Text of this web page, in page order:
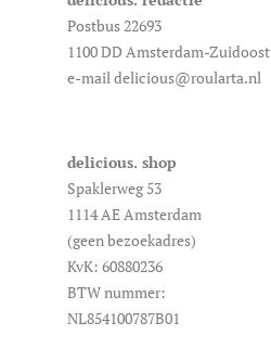
Postbus 22693
1100 DD Amsterdam-Zuidoost
e-mail delicious@roularta.nl
delicious. shop
Spaklerweg 53
1114 AE Amsterdam
(geen bezoekadres)
KvK: 60880236
BTW nummer:
NL854100787B01